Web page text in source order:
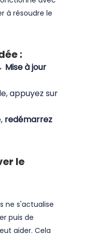
à résoudre le
:
à jour
appuyez sur
redémarrez
le
ne s'actualise
puis de
aider. Cela